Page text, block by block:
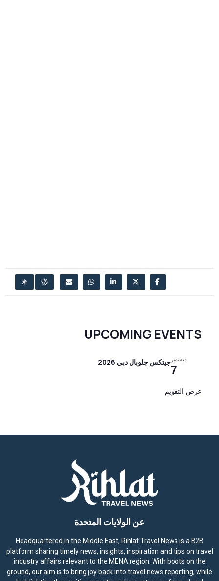
UPCOMING EVENTS
ديسمبر
7جيتكس جلوبال دبي 2026
عرض التقويم
عن الولايات المتحدة
Headquartered in the Middle East, Rihlat Travel News is a B2B
platform sharing timely news, insights, inspiration and tips on travel
industry affairs relevant to the MENA region. With boots on the
ground, our aim is to bring joy back into travel news reporting, while